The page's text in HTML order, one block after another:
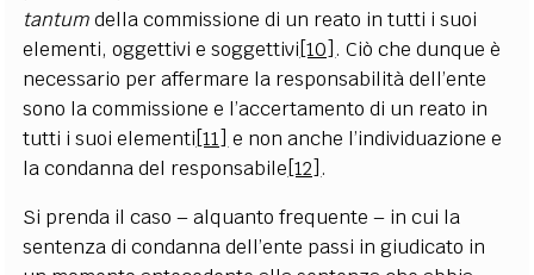
tantumdella commissione di un reato in tutti i suoi
elementi, oggettivi e soggettivi[10] . Ciò che dunque è
necessario per affermare la responsabilità dell’ente
sono la commissione e l’accertamento di un reato in
tutti i suoi elementi[11] e non anche l’individuazione e
la condanna del responsabile[12] .
Si prenda il caso – alquanto frequente – in cui la
sentenza di condanna dell’ente passi in giudicato in